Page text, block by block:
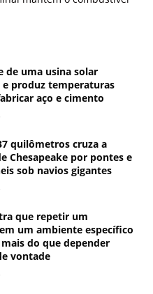
de uma usina solar
e produz temperaturas
aço e cimento
quilômetros cruza a
Chesapeake por pontes e
sob navios gigantes
que repetir um
um ambiente específico
do que depender
vontade